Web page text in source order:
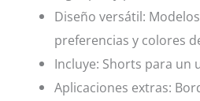
Diseño versátil:
preferencias y colores
Incluye: Shorts para un
Aplicaciones extras: